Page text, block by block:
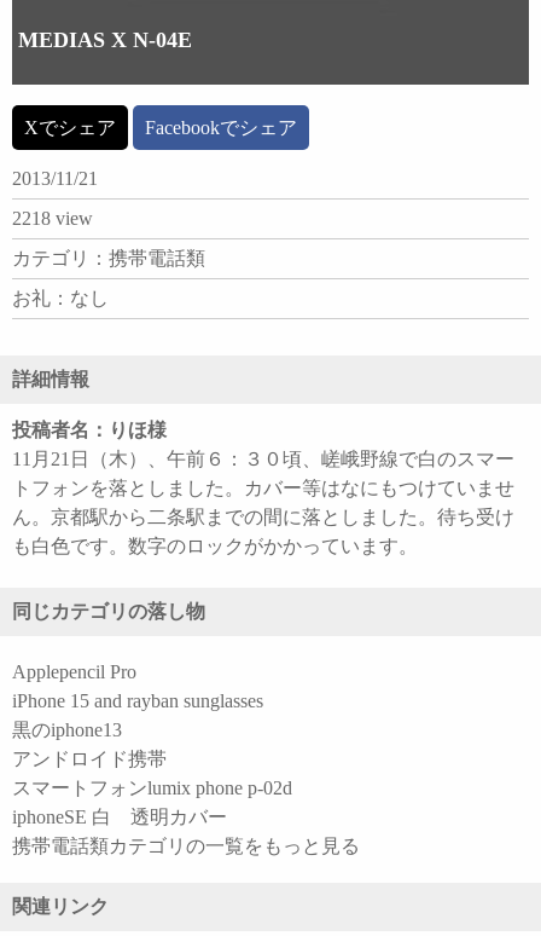
MEDIAS X N-04E
Xでシェア Facebookでシェア
2013/11/21
2218 view
カテゴリ：携帯電話類
お礼：なし
詳細情報
投稿者名：りほ様
11月21日（木）、午前６：３０頃、嵯峨野線で白のスマー
トフォンを落としました。カバー等はなにもつけていませ
ん。京都駅から二条駅までの間に落としました。待ち受け
も白色です。数字のロックがかかっています。
同じカテゴリの落し物
Applepencil Pro
iPhone 15 and rayban sunglasses
黒のiphone13
アンドロイド携帯
スマートフォンlumix phone p-02d
iphoneSE 白 透明カバー
携帯電話類カテゴリの一覧をもっと見る
関連リンク